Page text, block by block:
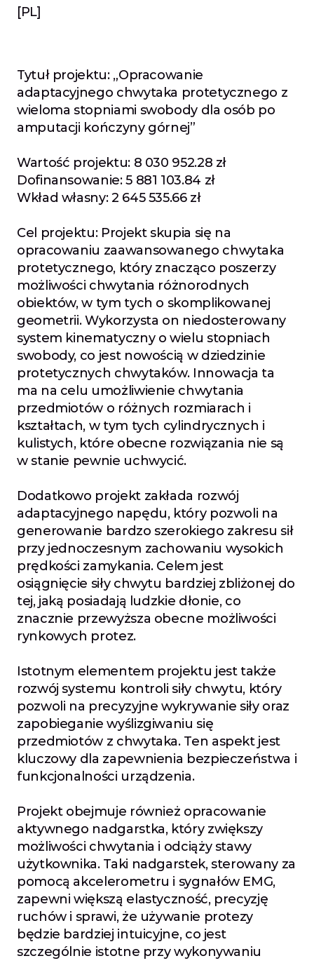
[PL]
Tytuł projektu: „Opracowanie
adaptacyjnego chwytaka protetycznego z
wieloma stopniami swobody dla osób po
amputacji kończyny górnej”
Wartość projektu: 8 030 952.28 zł
Dofinansowanie: 5 881 103.84 zł
Wkład własny: 2 645 535.66 zł
Cel projektu: Projekt skupia się na
opracowaniu zaawansowanego chwytaka
protetycznego, który znacząco poszerzy
możliwości chwytania różnorodnych
obiektów, w tym tych o skomplikowanej
geometrii. Wykorzysta on niedosterowany
system kinematyczny o wielu stopniach
swobody, co jest nowością w dziedzinie
protetycznych chwytaków. Innowacja ta
ma na celu umożliwienie chwytania
przedmiotów o różnych rozmiarach i
kształtach, w tym tych cylindrycznych i
kulistych, które obecne rozwiązania nie są
w stanie pewnie uchwycić.
Dodatkowo projekt zakłada rozwój
adaptacyjnego napędu, który pozwoli na
generowanie bardzo szerokiego zakresu sił
przy jednoczesnym zachowaniu wysokich
prędkości zamykania. Celem jest
osiągnięcie siły chwytu bardziej zbliżonej do
tej, jaką posiadają ludzkie dłonie, co
znacznie przewyższa obecne możliwości
rynkowych protez.
Istotnym elementem projektu jest także
rozwój systemu kontroli siły chwytu, który
pozwoli na precyzyjne wykrywanie siły oraz
zapobieganie wyślizgiwaniu się
przedmiotów z chwytaka. Ten aspekt jest
kluczowy dla zapewnienia bezpieczeństwa i
funkcjonalności urządzenia.
Projekt obejmuje również opracowanie
aktywnego nadgarstka, który zwiększy
możliwości chwytania i odciąży stawy
użytkownika. Taki nadgarstek, sterowany za
pomocą akcelerometru i sygnałów EMG,
zapewni większą elastyczność, precyzję
ruchów i sprawi, że używanie protezy
będzie bardziej intuicyjne, co jest
szczególnie istotne przy wykonywaniu